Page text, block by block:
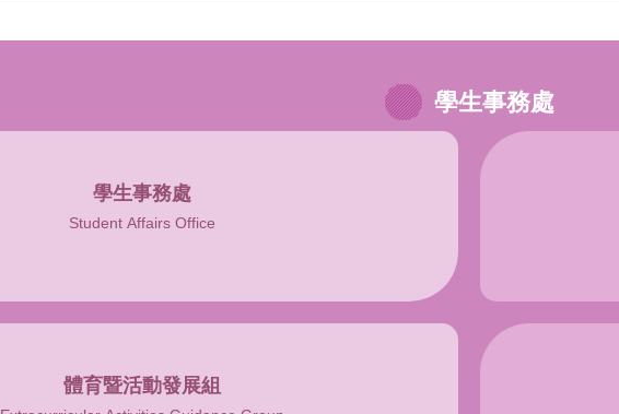
學生事務處
學生事務處
Student Affairs Office
體育暨活動發展組